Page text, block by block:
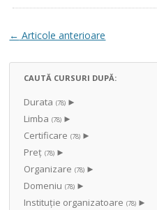
Navigare articole
← Articole anterioare
CAUTĂ CURSURI DUPĂ:
Durata (78) ►
Limba (78) ►
Certificare (78) ►
Preț (78) ►
Organizare (78) ►
Domeniu (78) ►
Instituţie organizatoare (78) ►